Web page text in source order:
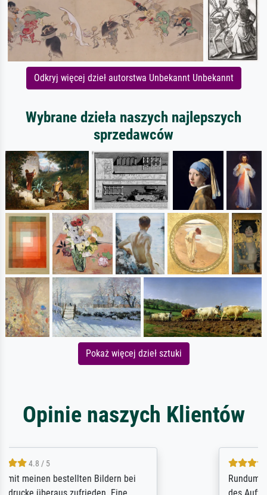
Odkryj więcej dzieł autorstwa Unbekannt Unbekannt
Wybrane dzieła naszych najlepszych
sprzedawców
Pokaż więcej dzieł sztuki
Opinie naszych Klientów
Rundum positive Erfahrung. Die Ausführung